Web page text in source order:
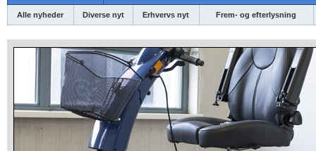
Alle nyheder Diverse nyt Erhvervs nyt Frem- og efterlysning